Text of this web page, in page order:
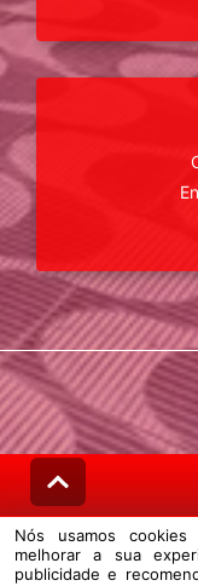
©
Nós usamos
melhorar a sua
publicidade e